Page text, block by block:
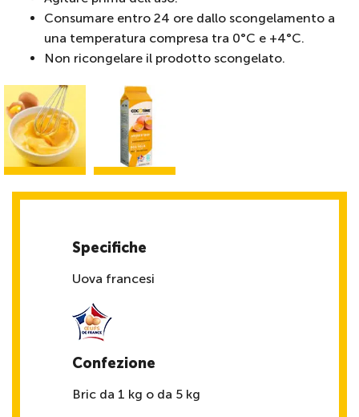
Consumare entro 24 ore dallo scongelamento a
una temperatura compresa tra 0°C e +4°C.
Non ricongelare il prodotto scongelato.
Specifiche
Uova francesi
Confezione
Bric da 1 kg o da 5 kg